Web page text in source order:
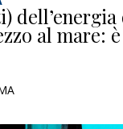
dell’energia
al mare: è